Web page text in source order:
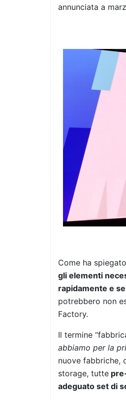
annunciata a
Come ha
gli elementi
rapidamente e
potrebbero non
Factory.
Il termine
abbiamo per la
nuove fabbriche,
storage, tutte
adeguato set di